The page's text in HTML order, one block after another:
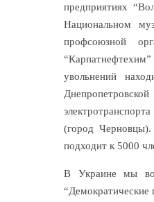
предприятиях
Национальном
профсоюзной
увольнений
(город
подходит к 5000
В Украине мы